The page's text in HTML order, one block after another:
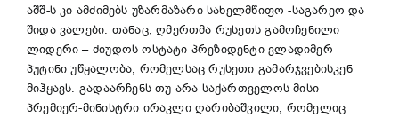
აშშ-ს კი ამძიმებს უზარმაზარი სახელმწიფო -საგარეო და
შიდა ვალები. თანაც, ღმერთმა რუსეთს გამოჩენილი
ლიდერი – ძიუდოს ოსტატი პრეზიდენტი ვლადიმერ
პუტინი უწყალობა, რომელსაც რუსეთი გამარჯვებისკენ
მიჰყავს. გადაარჩენს თუ არა საქართველოს მისი
პრემიერ-მინისტრი ირაკლი ღარიბაშვილი, რომელიც